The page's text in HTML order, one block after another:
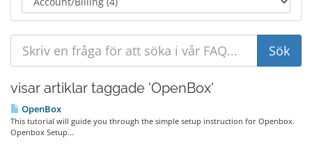
visar artiklar taggade 'OpenBox'
OpenBox
This tutorial will guide you through the simple setup instruction for Openbox.
Openbox Setup...